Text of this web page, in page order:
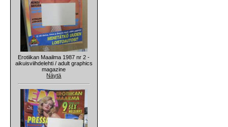
Erotiikan Maailma 1987 nr 2 -
aikuisviihdelehti / adult graphics
magazine
Näytä